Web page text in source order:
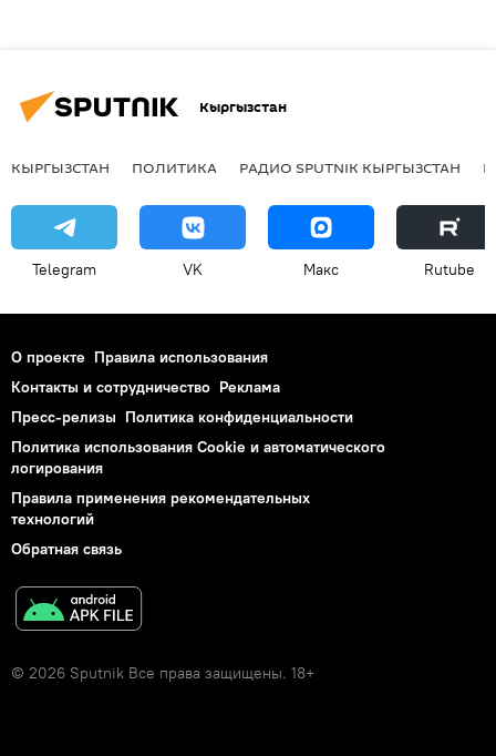
Кыргызстан
КЫРГЫЗСТАН ПОЛИТИКА РАДИО SPUTNIK КЫРГЫЗСТАН
Telegram VK Макс Rutube
О проекте Правила использования
Контакты и сотрудничество Реклама
Пресс-релизы Политика конфиденциальности
Политика использования Cookie и автоматического
логирования
Правила применения рекомендательных
технологий
Обратная связь
© 2026 Sputnik Все права защищены. 18+